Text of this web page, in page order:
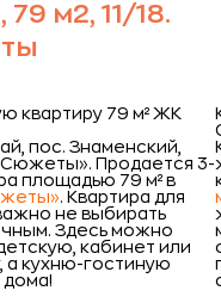
79 м2, 11/18.
квартиру 79 м² ЖК
пос. Знаменский,
Продается 3-
площадью 79 м² в
. Квартира для
не выбирать
Здесь можно
кабинет или
а кухню-гостиную
дома!